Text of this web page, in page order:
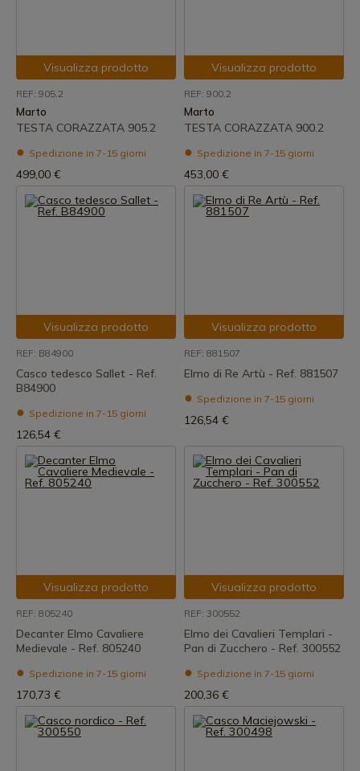
Visualizza prodotto
REF: 905.2
Marto
TESTA CORAZZATA 905.2
Spedizione in 7-15 giorni
499,00 €
Visualizza prodotto
REF: 900.2
Marto
TESTA CORAZZATA 900.2
Spedizione in 7-15 giorni
453,00 €
Visualizza prodotto
REF: B84900
Casco tedesco Sallet - Ref.
B84900
Spedizione in 7-15 giorni
126,54 €
Visualizza prodotto
REF: 881507
Elmo di Re Artù - Ref. 881507
Spedizione in 7-15 giorni
126,54 €
Visualizza prodotto
REF: 805240
Decanter Elmo Cavaliere
Medievale - Ref. 805240
Spedizione in 7-15 giorni
170,73 €
Visualizza prodotto
REF: 300552
Elmo dei Cavalieri Templari -
Pan di Zucchero - Ref. 300552
Spedizione in 7-15 giorni
200,36 €